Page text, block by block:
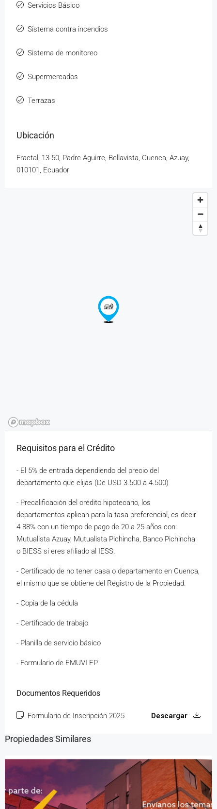
Servicios Básico
Sistema contra incendios
Sistema de monitoreo
Supermercados
Terrazas
Ubicación
Fractal, 13-50, Padre Aguirre, Bellavista, Cuenca, Azuay,
010101, Ecuador
Requisitos para el Crédito
- El 5% de entrada dependiendo del precio del
departamento que elijas (De USD 3.500 a 4.500)
- Precalificación del crédito hipotecario, los
departamentos aplican para la tasa preferencial, es decir
4.88% con un tiempo de pago de 20 a 25 años con:
Mutualista Azuay, Mutualista Pichincha, Banco Pichincha
o BIESS si eres afiliado al IESS.
- Certificado de no tener casa o departamento en Cuenca,
el mismo que se obtiene del Registro de la Propiedad.
- Copia de la cédula
- Certificado de trabajo
- Planilla de servicio básico
- Formulario de EMUVI EP
Documentos Requeridos
Formulario de Inscripción 2025 Descargar
Propiedades Similares